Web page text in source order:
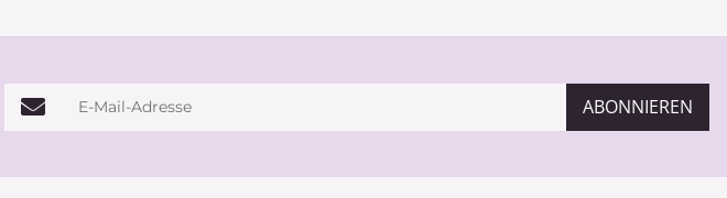
E-Mail-Adresse ABONNIEREN